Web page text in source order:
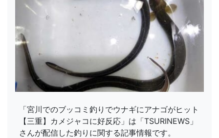
「宮川でのブッコミ釣りでウナギにアナゴがヒット
【三重】カメジャコに好反応」は「TSURINEWS」
さんが配信した釣りに関する記事情報です。